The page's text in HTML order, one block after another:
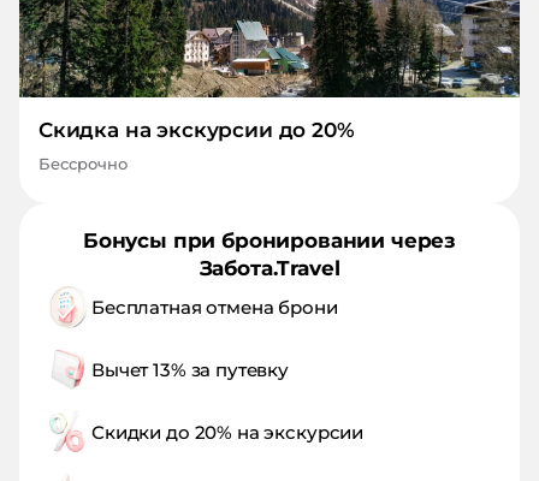
Скидка на экскурсии до 20%
Бессрочно
Бонусы при бронировании через
Забота.Travel
Бесплатная отмена брони
Вычет 13% за путевку
Скидки до 20% на экскурсии